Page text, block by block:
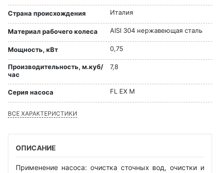
Страна происхождения Италия
Материал рабочего колеса AISI 304 нержавеющая сталь
Мощность, кВт 0,75
Производительность, м.куб/
час
7,8
Серия насоса FL EX M
ВСЕ ХАРАКТЕРИСТИКИ
ОПИСАНИЕ
Применение насоса: очистка сточных вод, очистки и